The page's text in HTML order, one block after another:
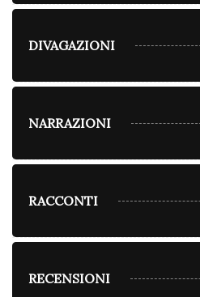
DIVAGAZIONI
NARRAZIONI
RACCONTI
RECENSIONI